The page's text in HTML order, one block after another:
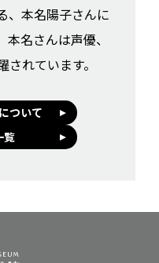
、本名陽子さんに
名さんは声優、
れています。
ついて
覧